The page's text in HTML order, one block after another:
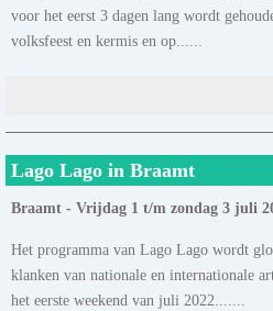
voor het eerst 3 dagen lang wordt
volksfeest en kermis en op......
Lago Lago in Braamt
Braamt - Vrijdag 1 t/m zondag 3 juli
Het programma van Lago Lago wordt
klanken van nationale en internationale
het eerste weekend van juli 2022.......